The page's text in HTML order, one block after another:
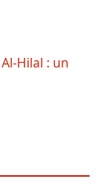
Hilal : un